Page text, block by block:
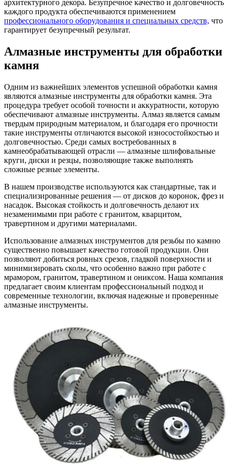
архитектурного декора. Безупречное качество и долговечность
каждого продукта обеспечиваются применением
профессионального оборудования и специальных средств, что
гарантирует безупречный результат.
Алмазные инструменты для обработки
камня
Одним из важнейших элементов успешной обработки камня
являются алмазные инструменты для обработки камня. Эта
процедура требует особой точности и аккуратности, которую
обеспечивают алмазные инструменты. Алмаз является самым
твердым природным материалом, и благодаря его прочности
такие инструменты отличаются высокой износостойкостью и
долговечностью. Среди самых востребованных в
камнеобрабатывающей отрасли — алмазные шлифовальные
круги, диски и резцы, позволяющие также выполнять
сложные резные элементы.
В нашем производстве используются как стандартные, так и
специализированные решения — от дисков до коронок, фрез и
насадок. Высокая стойкость и долговечность делают их
незаменимыми при работе с гранитом, кварцитом,
травертином и другими материалами.
Использование алмазных инструментов для резьбы по камню
существенно повышает качество готовой продукции. Они
позволяют добиться ровных срезов, гладкой поверхности и
минимизировать сколы, что особенно важно при работе с
мрамором, гранитом, травертином и ониксом. Наша компания
предлагает своим клиентам профессиональный подход и
современные технологии, включая надежные и проверенные
алмазные инструменты.